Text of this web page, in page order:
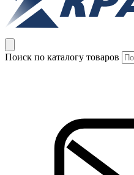
Поиск по каталогу товаров